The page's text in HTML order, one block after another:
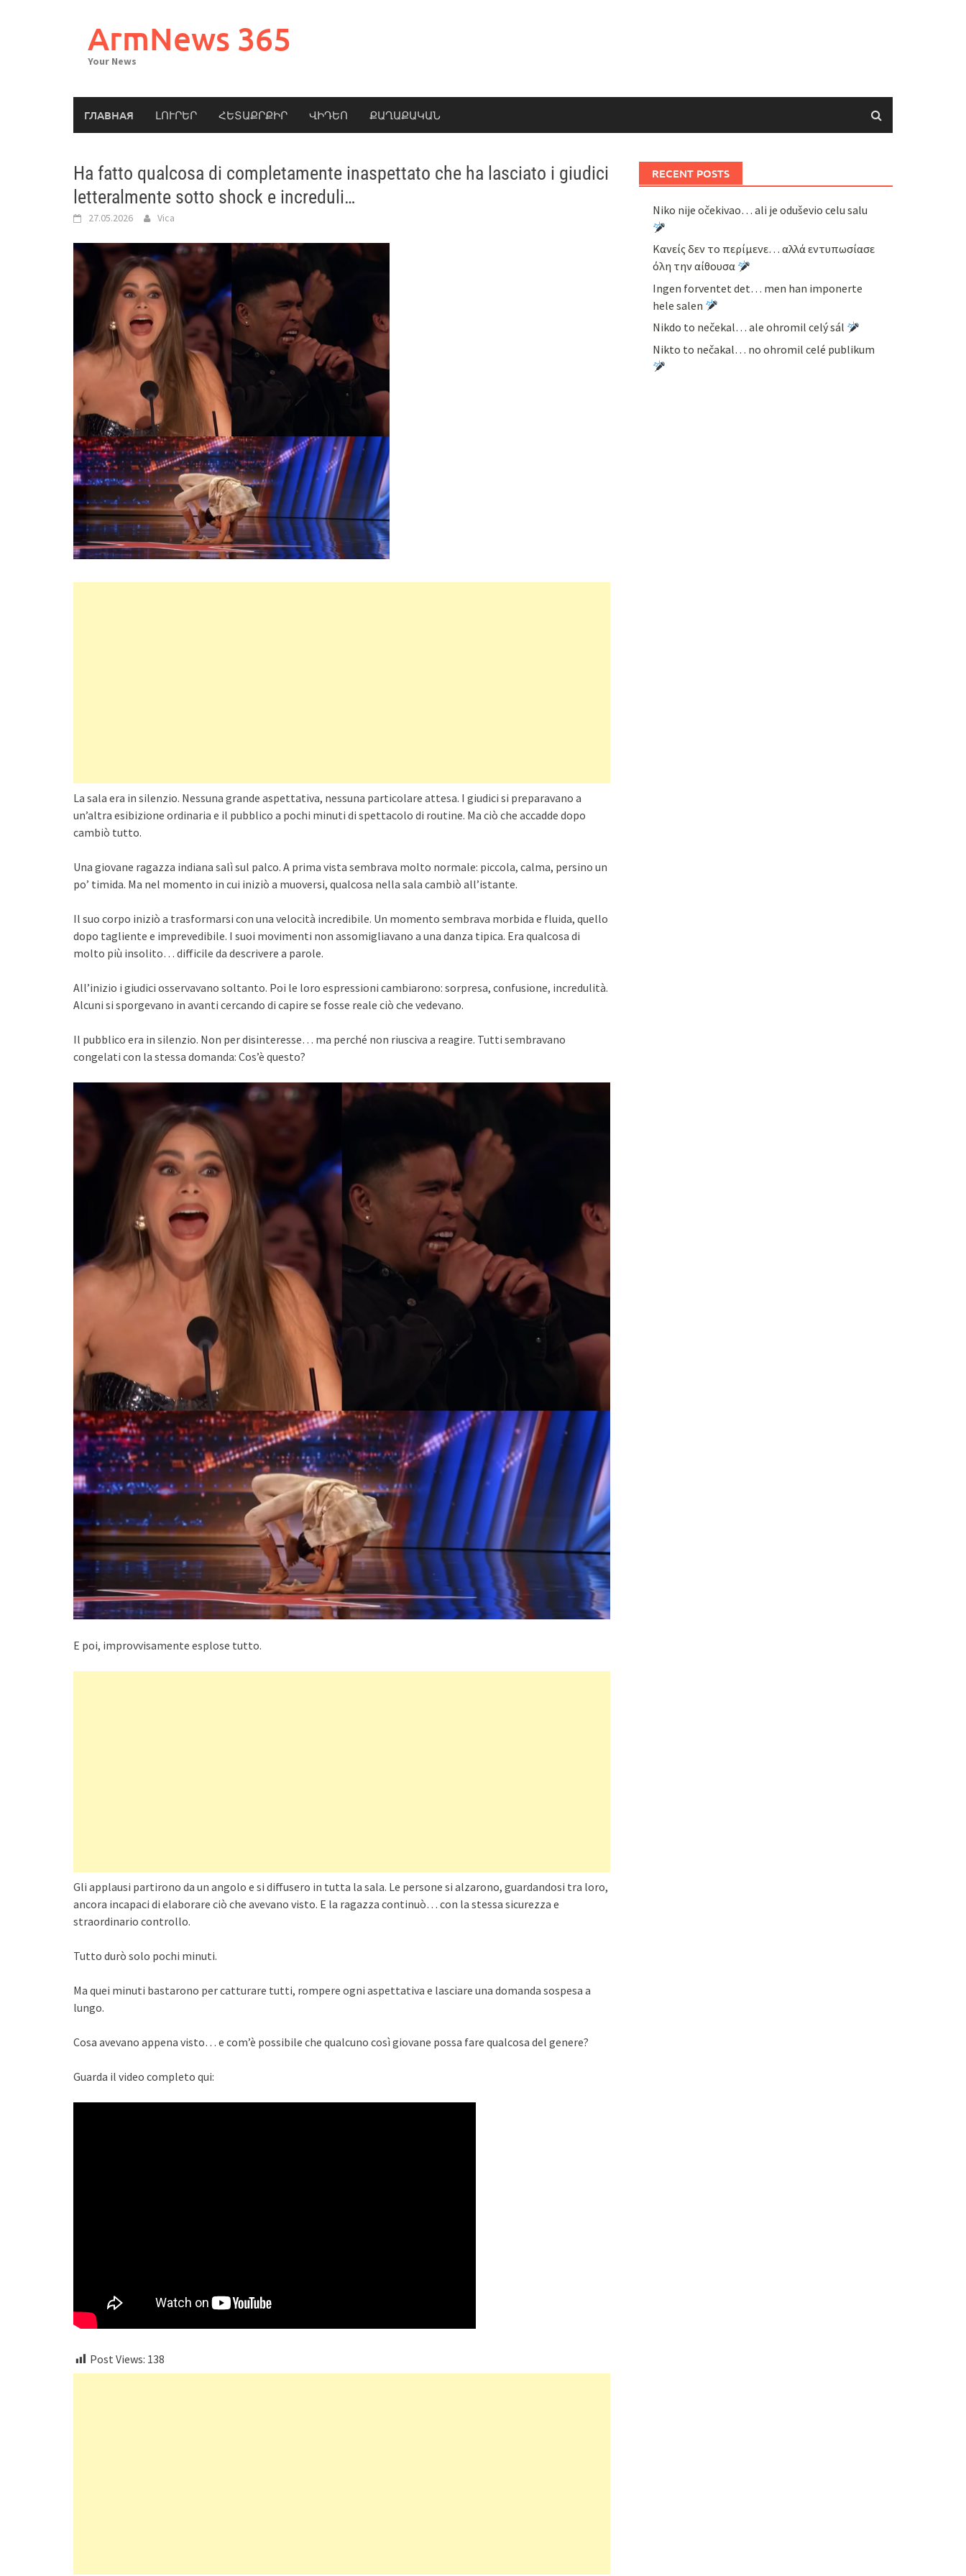
ArmNews 365
Your News
ГЛАВНАЯ ԼՈՒՐԵՐ ՀԵՏԱՔՐՔԻՐ ՎԻԴԵՈ ՔԱՂԱՔԱԿԱՆ
Ha fatto qualcosa di completamente inaspettato che ha lasciato i giudici
letteralmente sotto shock e increduli…
27.05.2026 Vica
La sala era in silenzio. Nessuna grande aspettativa, nessuna particolare attesa. I giudici si preparavano a
un’altra esibizione ordinaria e il pubblico a pochi minuti di spettacolo di routine. Ma ciò che accadde dopo
cambiò tutto.
Una giovane ragazza indiana salì sul palco. A prima vista sembrava molto normale: piccola, calma, persino un
po’ timida. Ma nel momento in cui iniziò a muoversi, qualcosa nella sala cambiò all’istante.
Il suo corpo iniziò a trasformarsi con una velocità incredibile. Un momento sembrava morbida e fluida, quello
dopo tagliente e imprevedibile. I suoi movimenti non assomigliavano a una danza tipica. Era qualcosa di
molto più insolito… difficile da descrivere a parole.
All’inizio i giudici osservavano soltanto. Poi le loro espressioni cambiarono: sorpresa, confusione, incredulità.
Alcuni si sporgevano in avanti cercando di capire se fosse reale ciò che vedevano.
Il pubblico era in silenzio. Non per disinteresse… ma perché non riusciva a reagire. Tutti sembravano
congelati con la stessa domanda: Cos’è questo?
E poi, improvvisamente esplose tutto.
Gli applausi partirono da un angolo e si diffusero in tutta la sala. Le persone si alzarono, guardandosi tra loro,
ancora incapaci di elaborare ciò che avevano visto. E la ragazza continuò… con la stessa sicurezza e
straordinario controllo.
Tutto durò solo pochi minuti.
Ma quei minuti bastarono per catturare tutti, rompere ogni aspettativa e lasciare una domanda sospesa a
lungo.
Cosa avevano appena visto… e com’è possibile che qualcuno così giovane possa fare qualcosa del genere?
Guarda il video completo qui:
Post Views: 138
RECENT POSTS
Niko nije očekivao… ali je oduševio celu salu
Κανείς δεν το περίμενε… αλλά εντυπωσίασε
όλη την αίθουσα
Ingen forventet det… men han imponerte
hele salen
Nikdo to nečekal… ale ohromil celý sál
Nikto to nečakal… no ohromil celé publikum